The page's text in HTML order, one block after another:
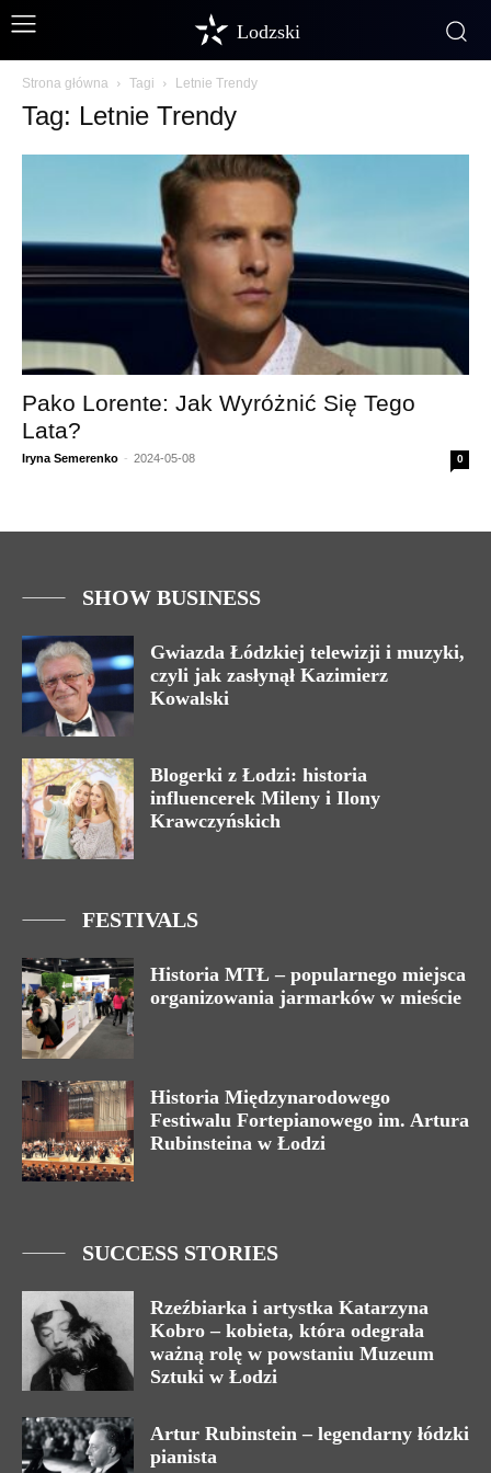
Lodzski
Strona główna Tagi Letnie Trendy
Tag: Letnie Trendy
Pako Lorente: Jak Wyróżnić Się Tego
Lata?
Iryna Semerenko - 2024-05-08 0
SHOW BUSINESS
Gwiazda Łódzkiej telewizji i muzyki,
czyli jak zasłynął Kazimierz
Kowalski
Blogerki z Łodzi: historia
influencerek Mileny i Ilony
Krawczyńskich
FESTIVALS
Historia MTŁ – popularnego miejsca
organizowania jarmarków w mieście
Historia Międzynarodowego
Festiwalu Fortepianowego im. Artura
Rubinsteina w Łodzi
SUCCESS STORIES
Rzeźbiarka i artystka Katarzyna
Kobro – kobieta, która odegrała
ważną rolę w powstaniu Muzeum
Sztuki w Łodzi
Artur Rubinstein – legendarny łódzki
pianista